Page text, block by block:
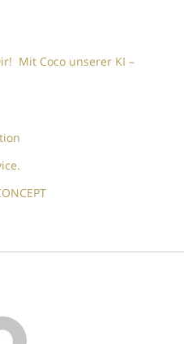
Mit Coco unserer KI –